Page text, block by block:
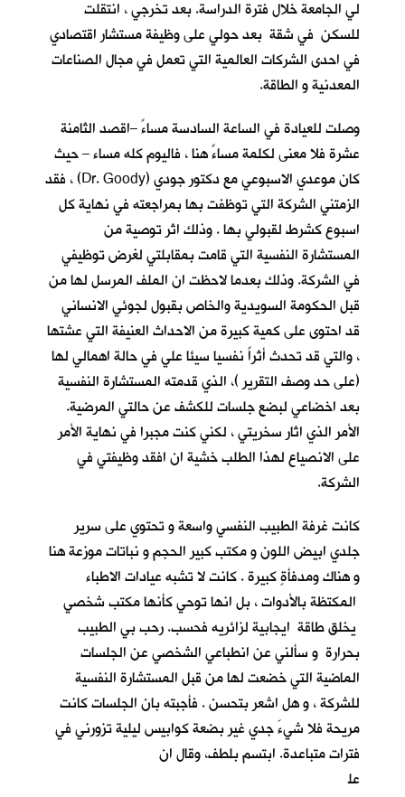
لي الجامعة خلال فترة الدراسة. بعد تخرجي ، انتقلت
للسكن في شقة بعد حولي على وظيفة مستشار اقتصادي
في احدى الشركات العالمية التي تعمل في مجال الصناعات
المعدنية و الطاقة.
وصلت للعيادة في الساعة السادسة مساءً –اقصد الثامنة
عشرة فلا معنى لكلمة مساءً هنا ، فاليوم كله مساء – حيث
كان موعدي الاسبوعي مع دكتور جودي (Dr. Goody) ، فقد
الزمتني الشركة التي توظفت بها بمراجعته في نهاية كل
اسبوع كشرط لقبولي بها . وذلك اثر توصية من
المستشارة النفسية التي قامت بمقابلتي لغرض توظيفي
في الشركة. وذلك بعدما لاحظت ان الملف المرسل لها من
قبل الحكومة السويدية والخاص بقبول لجوئي الانساني
قد احتوى على كمية كبيرة من الاحداث العنيفة التي عشتها
، والتي قد تحدث أثراً نفسيا سيئا علي في حالة اهمالي لها
(على حد وصف التقرير )، الذي قدمته المستشارة النفسية
بعد اخضاعي لبضع جلسات للكشف عن حالتي المرضية.
الأمر الذي اثار سخريتي ، لكني كنت مجبرا في نهاية الأمر
على الانصياع لهذا الطلب خشية ان افقد وظيفتي في
الشركة.
كانت غرفة الطبيب النفسي واسعة و تحتوي على سرير
جلدي ابيض اللون و مكتب كبير الحجم و نباتات موزعة هنا
و هناك ومدفأةٍ كبيرة . كانت لا تشبه عيادات الاطباء
المكتظة بالأدوات ، بل انها توحي كأنها مكتب شخصي
يخلق طاقة ايجابية لزائريه فحسب. رحب بي الطبيب
بحرارة و سألني عن انطباعي الشخصي عن الجلسات
الماضية التي خضعت لها من قبل المستشارة النفسية
للشركة ، و هل اشعر بتحسن . فأجبته بان الجلسات كانت
مريحة فلا شيءَ جدي غير بضعة كوابيس ليلية تزورني في
فترات متباعدة. ابتسم بلطف، وقال ان
عل